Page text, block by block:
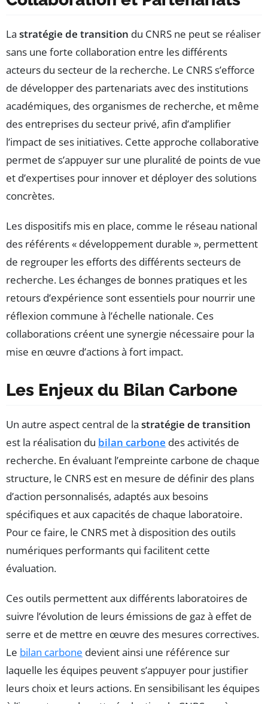
La stratégie de transition du CNRS ne peut se réaliser
sans une forte collaboration entre les différents
acteurs du secteur de la recherche. Le CNRS s’efforce
de développer des partenariats avec des institutions
académiques, des organismes de recherche, et même
des entreprises du secteur privé, afin d’amplifier
l’impact de ses initiatives. Cette approche collaborative
permet de s’appuyer sur une pluralité de points de vue
et d’expertises pour innover et déployer des solutions
concrètes.
Les dispositifs mis en place, comme le réseau national
des référents « développement durable », permettent
de regrouper les efforts des différents secteurs de
recherche. Les échanges de bonnes pratiques et les
retours d’expérience sont essentiels pour nourrir une
réflexion commune à l’échelle nationale. Ces
collaborations créent une synergie nécessaire pour la
mise en œuvre d’actions à fort impact.
Les Enjeux du Bilan Carbone
Un autre aspect central de la stratégie de transition
est la réalisation du bilan carbone des activités de
recherche. En évaluant l’empreinte carbone de chaque
structure, le CNRS est en mesure de définir des plans
d’action personnalisés, adaptés aux besoins
spécifiques et aux capacités de chaque laboratoire.
Pour ce faire, le CNRS met à disposition des outils
numériques performants qui facilitent cette
évaluation.
Ces outils permettent aux différents laboratoires de
suivre l’évolution de leurs émissions de gaz à effet de
serre et de mettre en œuvre des mesures correctives.
Le bilan carbone devient ainsi une référence sur
laquelle les équipes peuvent s’appuyer pour justifier
leurs choix et leurs actions. En sensibilisant les équipes